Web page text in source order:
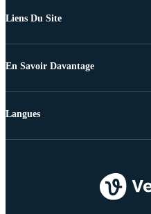
Liens Du Site
En Savoir Davantage
Langues